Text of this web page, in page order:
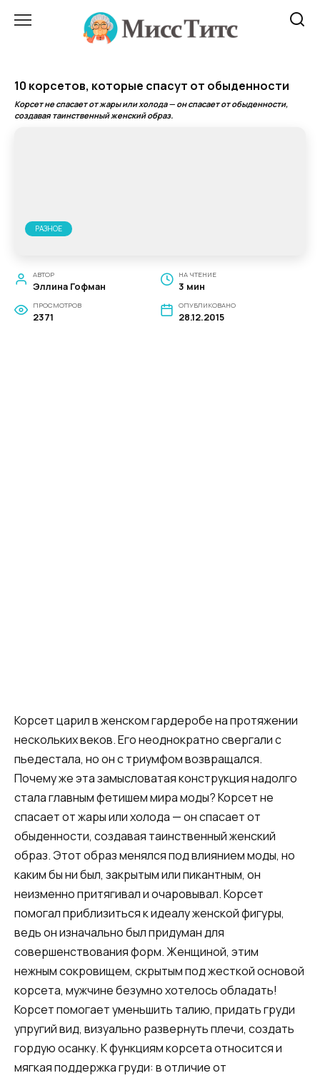
10 корсетов, которые спасут от обыденности
Корсет не спасает от жары или холода — он спасает от обыденности,
создавая таинственный женский образ.
РАЗНОЕ
АВТОР
Эллина Гофман
НА ЧТЕНИЕ
3 мин
ПРОСМОТРОВ
2371
ОПУБЛИКОВАНО
28.12.2015
Корсет царил в женском гардеробе на протяжении
нескольких веков. Его неоднократно свергали с
пьедестала, но он с триумфом возвращался.
Почему же эта замысловатая конструкция надолго
стала главным фетишем мира моды? Корсет не
спасает от жары или холода — он спасает от
обыденности, создавая таинственный женский
образ. Этот образ менялся под влиянием моды, но
каким бы ни был, закрытым или пикантным, он
неизменно притягивал и очаровывал. Корсет
помогал приблизиться к идеалу женской фигуры,
ведь он изначально был придуман для
совершенствования форм. Женщиной, этим
нежным сокровищем, скрытым под жесткой основой
корсета, мужчине безумно хотелось обладать!
Корсет помогает уменьшить талию, придать груди
упругий вид, визуально развернуть плечи, создать
гордую осанку. К функциям корсета относится и
мягкая поддержка груди: в отличие от